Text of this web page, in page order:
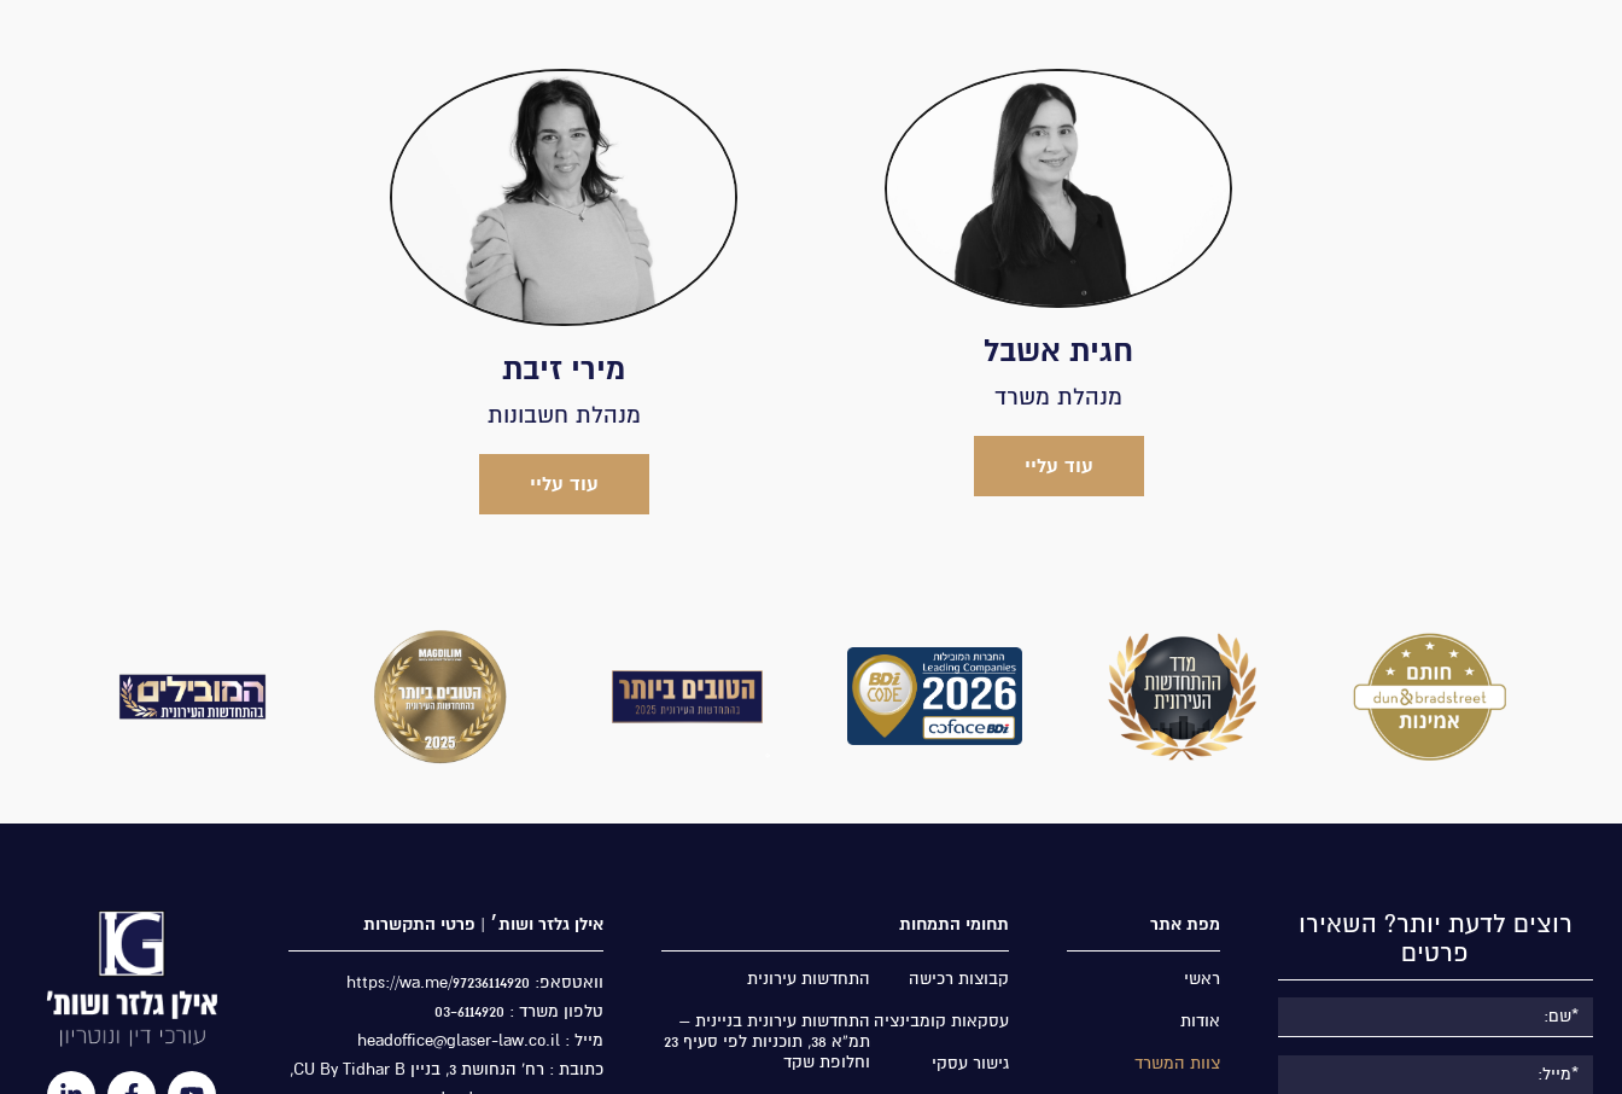
חגית אשבל
מנהלת משרד
עוד עליי
מירי זיבת
מנהלת חשבונות
עוד עליי
רוצים לדעת יותר? השאירו
פרטים
מפת אתר
ראשי
אודות
צוות המשרד
תחומי התמחות
קבוצות רכישה
עסקאות קומבינציה
גישור עסקי
התחדשות עירונית
התחדשות עירונית בניינית –
תמ”א 38, תוכניות לפי סעיף 23
וחלופת שקד
אילן גלזר ושות׳ | פרטי התקשרות
וואטסאפ: https://wa.me/97236114920
טלפון משרד : 03-6114920
מייל : headoffice@glaser-law.co.il
כתובת : רח’ הנחושת 3, בניין CU By Tidhar B,